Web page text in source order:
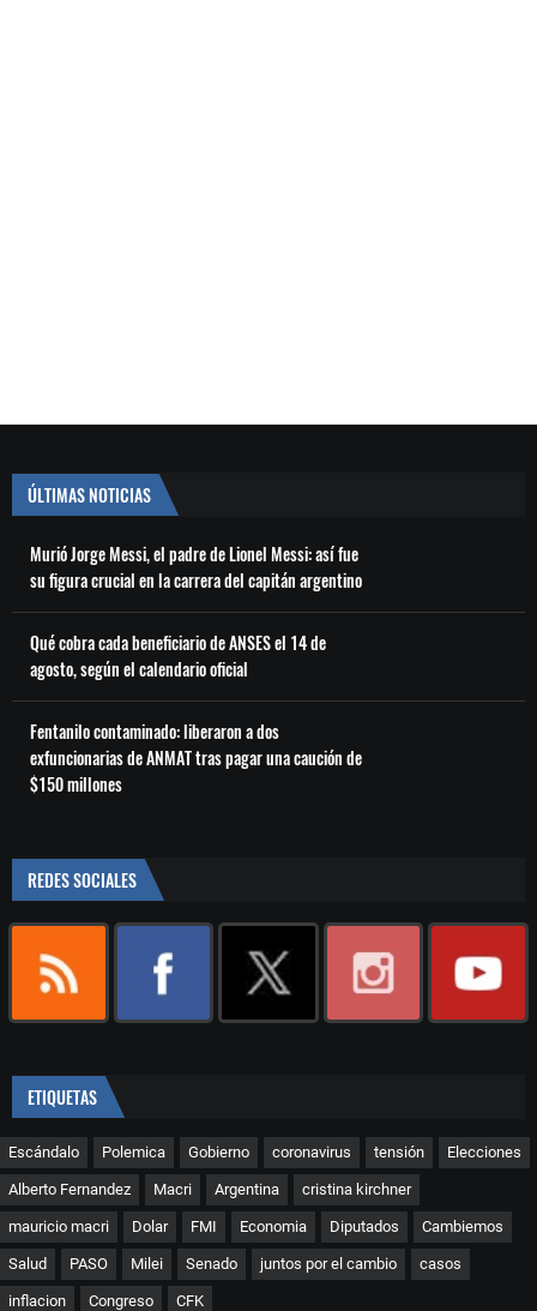
ÚLTIMAS NOTICIAS
Murió Jorge Messi, el padre de Lionel Messi: así fue
su figura crucial en la carrera del capitán argentino
Qué cobra cada beneficiario de ANSES el 14 de
agosto, según el calendario oficial
Fentanilo contaminado: liberaron a dos
exfuncionarias de ANMAT tras pagar una caución de
$150 millones
REDES SOCIALES
ETIQUETAS
Escándalo Polemica Gobierno coronavirus tensión Elecciones
Alberto Fernandez Macri Argentina cristina kirchner
mauricio macri Dolar FMI Economia Diputados Cambiemos
Salud PASO Milei Senado juntos por el cambio casos
inflacion Congreso CFK